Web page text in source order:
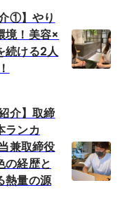
①】やり
境！美容×
続ける2人
介】取締
ランカ
兼取締役
の経歴と
熱量の源